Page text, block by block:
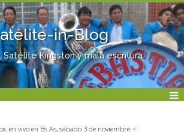
in-Blog
Satélite Kingston y mala escritura
en vivo en Bs As, sábado 3 de noviembre